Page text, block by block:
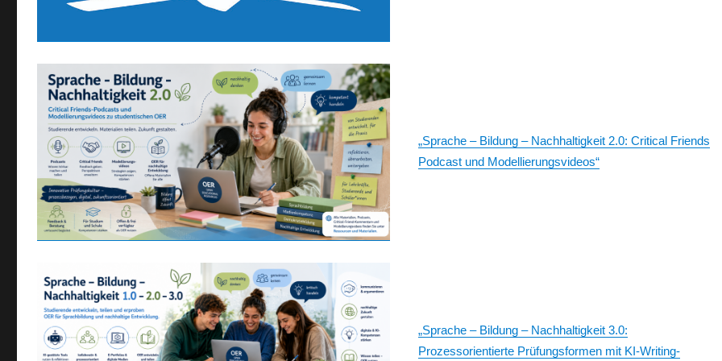
„Sprache – Bildung – Nachhaltigkeit 2.0: Critical Friends
Podcast und Modellierungsvideos“
„Sprache – Bildung – Nachhaltigkeit 3.0:
Prozessorientierte Prüfungsformen mit KI-Writing-